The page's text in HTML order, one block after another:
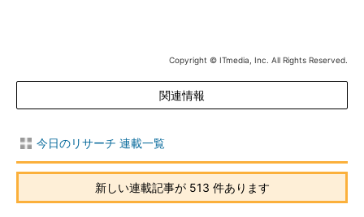
Copyright © ITmedia, Inc. All Rights Reserved.
関連情報
今日のリサーチ 連載一覧
新しい連載記事が 513 件あります